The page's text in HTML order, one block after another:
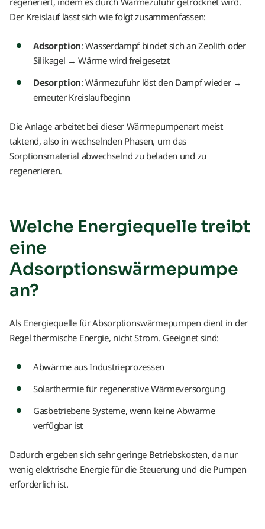
Der Kreislauf lässt sich wie folgt zusammenfassen:
Adsorption: Wasserdampf bindet sich an Zeolith oder
Silikagel → Wärme wird freigesetzt
Desorption: Wärmezufuhr löst den Dampf wieder →
erneuter Kreislaufbeginn
Die Anlage arbeitet bei dieser Wärmepumpenart meist
taktend, also in wechselnden Phasen, um das
Sorptionsmaterial abwechselnd zu beladen und zu
regenerieren.
Welche Energiequelle treibt
eine
Adsorptionswärmepumpe
an?
Als Energiequelle für Absorptionswärmepumpen dient in der
Regel thermische Energie, nicht Strom. Geeignet sind:
Abwärme aus Industrieprozessen
Solarthermie für regenerative Wärmeversorgung
Gasbetriebene Systeme, wenn keine Abwärme
verfügbar ist
Dadurch ergeben sich sehr geringe Betriebskosten, da nur
wenig elektrische Energie für die Steuerung und die Pumpen
erforderlich ist.